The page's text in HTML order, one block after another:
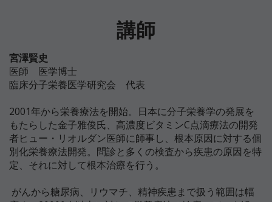
講師
宮澤賢史
医師 医学博士
臨床分子栄養医学研究会 代表
2001年から栄養療法を開始。日本に分子栄養学の発展を
もたらした金子雅俊氏、高濃度ビタミンC点滴療法の開発
者ヒュー・リオルダン医師に師事し、根本原因に対する個
別化栄養療法開発。問診と多くの検査から疾患の原因を特
定、それに対して根本治療を行う。
がんから糖尿病、リウマチ、精神疾患まで扱う範囲は幅